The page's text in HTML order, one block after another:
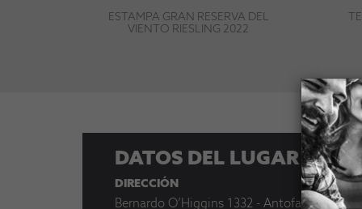
ESTAMPA GRAN RESERVA DEL
VIENTO RIESLING 2022
DATOS DEL LUGAR
DIRECCIÓN
Bernardo O’Higgins 1332 - Antofagasta